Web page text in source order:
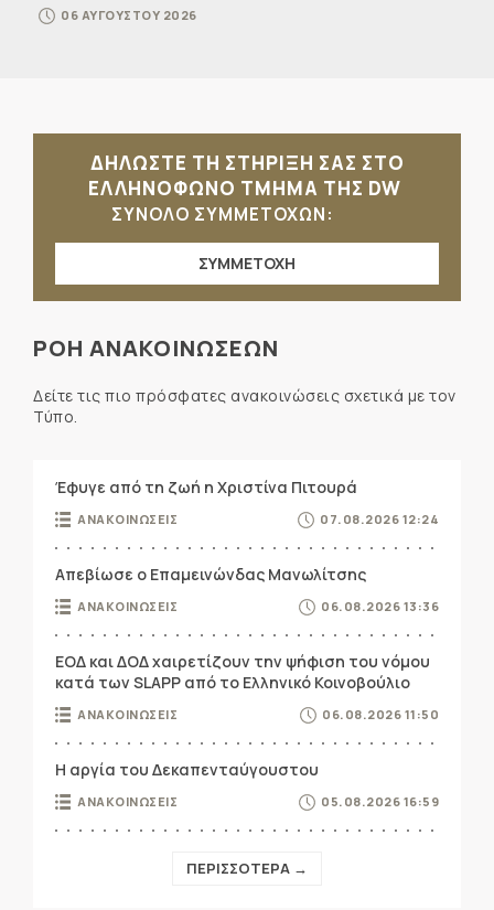
06 ΑΥΓΟΥΣΤΟΥ 2026
ΔΗΛΩΣΤΕ ΤΗ ΣΤΗΡΙΞΗ ΣΑΣ ΣΤΟ
ΕΛΛΗΝΟΦΩΝΟ ΤΜΗΜΑ ΤΗΣ DW
ΣΥΝΟΛΟ ΣΥΜΜΕΤΟΧΩΝ:
ΣΥΜΜΕΤΟΧΗ
ΡΟΗ ΑΝΑΚΟΙΝΩΣΕΩΝ
Δείτε τις πιο πρόσφατες ανακοινώσεις σχετικά με τον
Τύπο.
Έφυγε από τη ζωή η Χριστίνα Πιτουρά
ΑΝΑΚΟΙΝΩΣΕΙΣ 07.08.2026 12:24
Απεβίωσε ο Επαμεινώνδας Μανωλίτσης
ΑΝΑΚΟΙΝΩΣΕΙΣ 06.08.2026 13:36
ΕΟΔ και ΔΟΔ χαιρετίζουν την ψήφιση του νόμου
κατά των SLAPP από το Ελληνικό Κοινοβούλιο
ΑΝΑΚΟΙΝΩΣΕΙΣ 06.08.2026 11:50
Η αργία του Δεκαπενταύγουστου
ΑΝΑΚΟΙΝΩΣΕΙΣ 05.08.2026 16:59
ΠΕΡΙΣΣΟΤΕΡΑ →